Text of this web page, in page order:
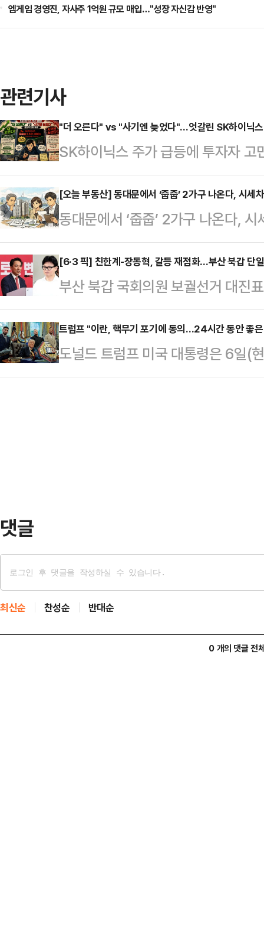
엠게임 경영진, 자사주 1억원 규모 매입…"성장 자신감 반영"
관련기사
"더 오른다" vs "사기엔 늦었다"…엇갈린 SK하이닉
SK하이닉스 주가 급등에 투자자
목소리가 제시됐다.인공지능(AI)
를 수 있다는 전망이 지배적인 상황
의견이 제시돼 이목을 끌고 있다.7
스 주가는 전 거래일보다 15만
감했다.연초(1월 2일 종가 67만
관련 반도체 수요 확대 기대감이 주
대…
[오늘 부동산] 동대문에서 ‘줍줍’ 2가구 나온다, 시세
동대문에서 ‘줍줍’ 2가구 나온다,
‘래미안 라그란데’에서 ‘줍줍’으로
주택은 전용 55㎡(일반공급), 74
불법행위 적발에 따라 재공급되는
로, 13일 일반공급에 대한 청약이
다. 이번 줍줍은 2023년 청약 당시
세차익이 예상된다.대통령은 ‘부동
리 무너…
[6·3 픽] 친한계-장동혁, 갈등 재점화…부산 북갑 단
부산 북갑 국회의원 보궐선거 대진
힘·한동훈 무소속 예비후보의 '3파
수 표심이 분열된 채 선거를 치를
데 한 후보를 둘러싼 당 지도부와
서, 후보들 간의 단일화 성사 여부
트럼프 "이란, 핵무기 포기에 동의…24시간 동안 좋
도널드 트럼프 미국 대통령은 6일(현지시간) 이란이 핵무기 포기에 동의했다
며 일주일 내로 종전 합의를 타결
댓글
최신순 찬성순 반대순
0 개의 댓글 전